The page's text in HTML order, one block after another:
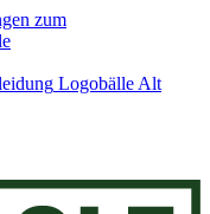
zum
Logobälle Alt